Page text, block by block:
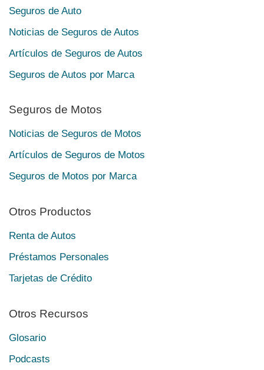
Seguros de Auto
Noticias de Seguros de Autos
Artículos de Seguros de Autos
Seguros de Autos por Marca
Seguros de Motos
Noticias de Seguros de Motos
Artículos de Seguros de Motos
Seguros de Motos por Marca
Otros Productos
Renta de Autos
Préstamos Personales
Tarjetas de Crédito
Otros Recursos
Glosario
Podcasts